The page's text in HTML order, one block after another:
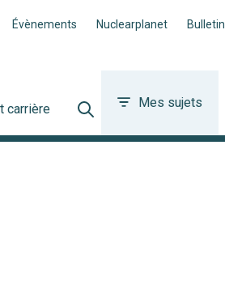
Évènements Nuclearplanet Bulletin
carrière Mes sujets